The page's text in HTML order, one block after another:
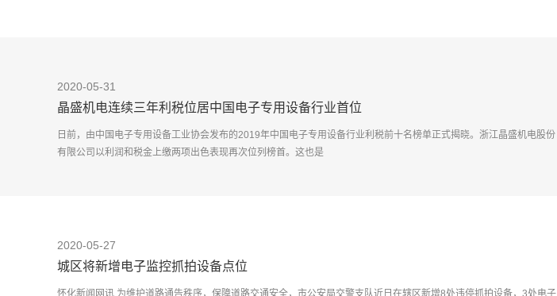
2020-05-31
晶盛机电连续三年利税位居中国电子专用设备行业首位
日前，由中国电子专用设备工业协会发布的2019年中国电子专用设备行业利税前十名榜单正式揭晓。浙江晶盛机电股份
有限公司以利润和税金上缴两项出色表现再次位列榜首。这也是
2020-05-27
城区将新增电子监控抓拍设备点位
怀化新闻网讯 为维护道路通告秩序，保障道路交通安全，市公安局交警支队近日在辖区新增8处违停抓拍设备，3处电子